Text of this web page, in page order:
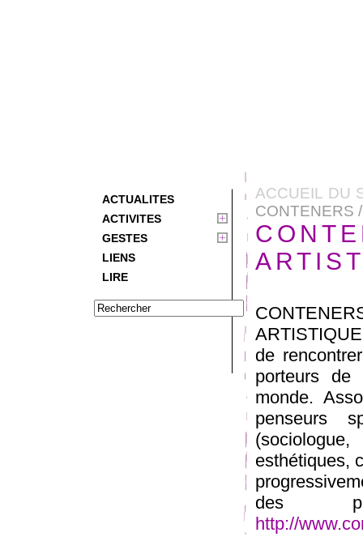
ACTUALITES
ACTIVITES
GESTES
LIENS
LIRE
ACCUEIL DU
CONTENERS
de
porteurs
monde.
penseurs
esthétiques,
des
http://